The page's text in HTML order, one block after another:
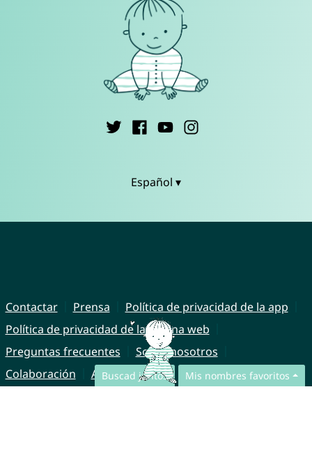
Buscad juntos Mis nombres favoritos
Español ▾
Contactar Prensa
Política de privacidad de la app
Política de privacidad de la página web
Preguntas frecuentes
Sobre nosotros
Colaboración
Aviso legal